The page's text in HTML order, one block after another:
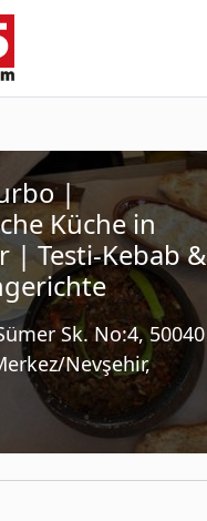
|
Küche in
| Testi-Kebab &
Sk. No:4, 50040
Nevşehir,